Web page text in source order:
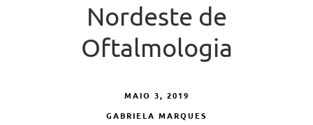
Nordeste de
Oftalmologia
MAIO 3, 2019
GABRIELA MARQUES